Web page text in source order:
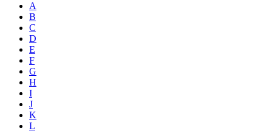
A
B
C
D
E
F
G
H
I
J
K
L